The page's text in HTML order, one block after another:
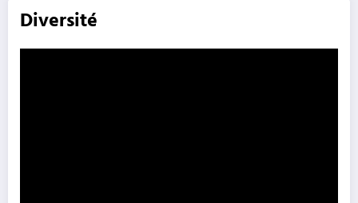
Diversité